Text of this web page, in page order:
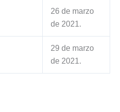
26 de marzo
de 2021.
29 de marzo
de 2021.